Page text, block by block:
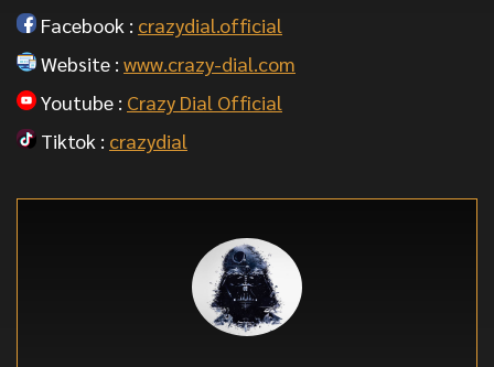
Facebook : crazydial.official
Website : www.crazy-dial.com
Youtube : Crazy Dial Official
Tiktok : crazydial